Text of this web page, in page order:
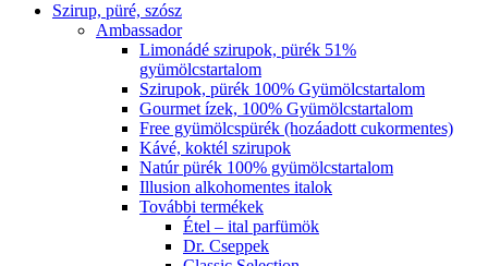
Szirup, püré, szósz
Ambassador
Limonádé szirupok, pürék 51%
gyümölcstartalom
Szirupok, pürék 100% Gyümölcstartalom
Gourmet ízek, 100% Gyümölcstartalom
Free gyümölcspürék (hozáadott cukormentes)
Kávé, koktél szirupok
Natúr pürék 100% gyümölcstartalom
Illusion alkohomentes italok
További termékek
Étel – ital parfümök
Dr. Cseppek